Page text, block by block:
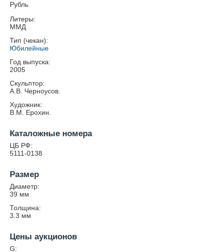
Рубль
Литеры:
ММД
Тип (чекан):
Юбилейные
Год выпуска:
2005
Скульптор:
А.В. Черноусов.
Художник:
В.М. Ерохин.
Каталожные номера
ЦБ РФ:
5111-0138
Размер
Диаметр:
39 мм
Толщина:
3.3 мм
Цены аукционов
G: